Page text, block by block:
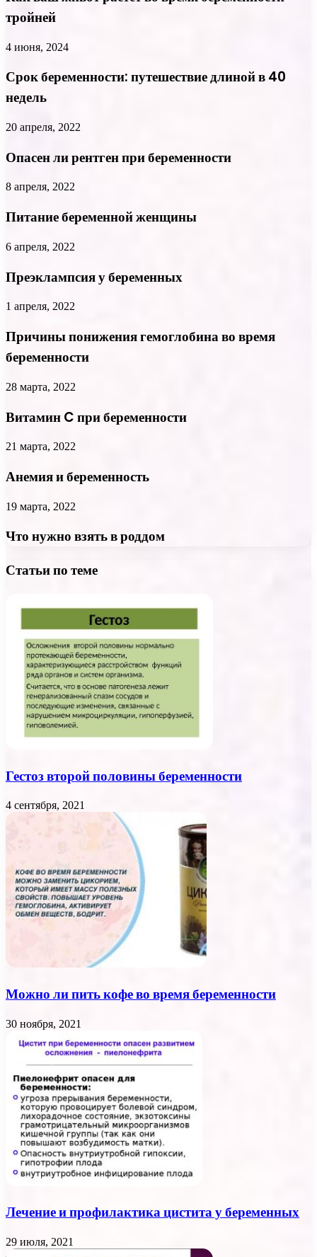
тройней
4 июня, 2024
Срок беременности: путешествие длиной в 40
недель
20 апреля, 2022
Опасен ли рентген при беременности
8 апреля, 2022
Питание беременной женщины
6 апреля, 2022
Преэклампсия у беременных
1 апреля, 2022
Причины понижения гемоглобина во время
беременности
28 марта, 2022
Витамин C при беременности
21 марта, 2022
Анемия и беременность
19 марта, 2022
Что нужно взять в роддом
Статьи по теме
Гестоз второй половины беременности
4 сентября, 2021
Можно ли пить кофе во время беременности
30 ноября, 2021
Лечение и профилактика цистита у беременных
29 июля, 2021